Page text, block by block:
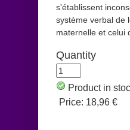
s'établissent
système verbal de
maternelle et celui
Quantity
Product in
Price: 18,96 €